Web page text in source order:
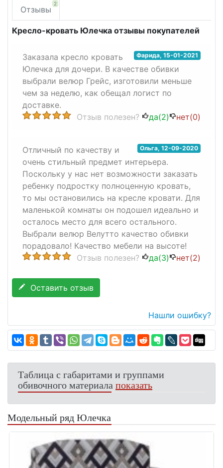
Отзывы
2
Кресло-кровать Юлечка отзывы покупателей
Фарида,15-01-2021
Заказала кресло кровать
Юлечка для дочери. В качестве обивки
выбрали велюр Грейс, изготовили меньше
чем за неделю, как обещал логист по
доставке.
Отзыв полезен?
да(2) нет(0)
Ольга,12-09-2020
Отличный по качеству и
очень стильный предмет интерьера.
Поскольку у нас нет возможности заказать
ребенку подростку полноценную кровать,
то мы остановились на кресле кровати. Для
маленькой комнаты он подошел идеально и
осталось место для всего остального.
Выбрали велюр Велутто качество обивки
порадовало! Качество мебели на высоте!
Отзыв полезен?
да(3) нет(2)
Оставить отзыв
Нашли ошибку?
Таблица с габаритами и группами
обивочного материалапоказать
Модельный ряд Юлечка